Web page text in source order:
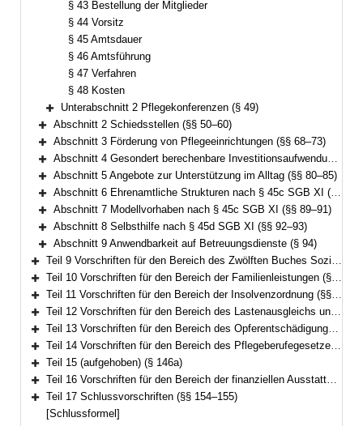
§ 43 Bestellung der Mitglieder
§ 44 Vorsitz
§ 45 Amtsdauer
§ 46 Amtsführung
§ 47 Verfahren
§ 48 Kosten
Bereich erweitern
Unterabschnitt 2 Pflegekonferenzen (§ 49)
Bereich erweitern
Abschnitt 2 Schiedsstellen (§§ 50–60)
Bereich erweitern
Abschnitt 3 Förderung von Pflegeeinrichtungen (§§ 68–73)
Bereich erweitern
Abschnitt 4 Gesondert berechenbare Investitionsaufwendungen (§§ 74–79)
Bereich erweitern
Abschnitt 5 Angebote zur Unterstützung im Alltag (§§ 80–85)
Bereich erweitern
Abschnitt 6 Ehrenamtliche Strukturen nach § 45c SGB XI (§§ 86–88)
Bereich erweitern
Abschnitt 7 Modellvorhaben nach § 45c SGB XI (§§ 89–91)
Bereich erweitern
Abschnitt 8 Selbsthilfe nach § 45d SGB XI (§§ 92–93)
Bereich erweitern
Abschnitt 9 Anwendbarkeit auf Betreuungsdienste (§ 94)
Bereich erweitern
Teil 9 Vorschriften für den Bereich des Zwölften Buches Sozialgesetzbuch – Sozialhilfe – (§§ 98–101)
Bereich erweitern
Teil 10 Vorschriften für den Bereich der Familienleistungen (§§ 102–103)
Bereich erweitern
Teil 11 Vorschriften für den Bereich der Insolvenzordnung (§§ 104–113)
Bereich erweitern
Teil 12 Vorschriften für den Bereich des Lastenausgleichs und des Flüchtlingswesens (§§ 114–133a)
Bereich erweitern
Teil 13 Vorschriften für den Bereich des Opferentschädigungsgesetzes (§§ 134–135)
Bereich erweitern
Teil 14 Vorschriften für den Bereich des Pflegeberufegesetzes (§§ 136–146)
Bereich erweitern
Teil 15 (aufgehoben) (§ 146a)
Bereich erweitern
Teil 16 Vorschriften für den Bereich der finanziellen Ausstattung von Betreuungsvereinen zur Wahrnehmung von Querschnittsaufgaben (§§ 147–153)
Bereich erweitern
Teil 17 Schlussvorschriften (§§ 154–155)
[Schlussformel]